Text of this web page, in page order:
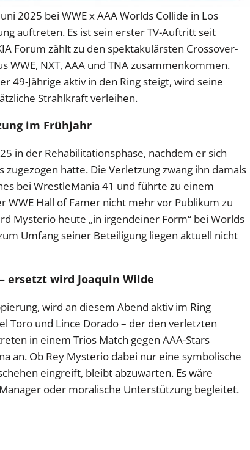
2025 bei WWE x AAA Worlds Collide in Los
auftreten. Es ist sein erster TV-Auftritt seit
Forum zählt zu den spektakulärsten Crossover-
WWE, NXT, AAA und TNA zusammenkommen.
49-Jährige aktiv in den Ring steigt, wird seine
Strahlkraft verleihen.
im Frühjahr
in der Rehabilitationsphase, nachdem er sich
zugezogen hatte. Die Verletzung zwang ihn damals
bei WrestleMania 41 und führte zu einem
WWE Hall of Famer nicht mehr vor Publikum zu
Mysterio heute „in irgendeiner Form“ bei Worlds
Umfang seiner Beteiligung liegen aktuell nicht
ersetzt wird Joaquin Wilde
wird an diesem Abend aktiv im Ring
Toro und Lince Dorado – der den verletzten
in einem Trios Match gegen AAA-Stars
an. Ob Rey Mysterio dabei nur eine symbolische
eingreift, bleibt abzuwarten. Es wäre
oder moralische Unterstützung begleitet.